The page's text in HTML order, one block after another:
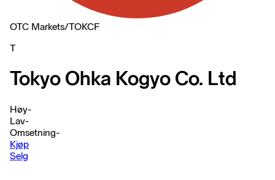
OTC Markets/TOKCF
T
Tokyo Ohka Kogyo Co. Ltd
Høy-
Lav-
Omsetning-
Kjøp
Selg